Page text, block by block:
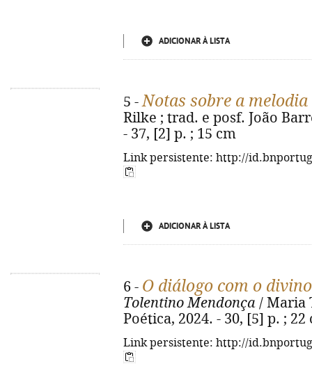
ADICIONAR À LISTA
5 -Notas sobre a melodia
Rilke ; trad. e posf. João
- 37, [2] p. ; 15 cm
Link persistente: http://
ADICIONAR À LISTA
6 - O diálogo com o divino
Tolentino Mendonça / Maria
Poética, 2024. - 30, [5] p. ; 22
Link persistente: http://